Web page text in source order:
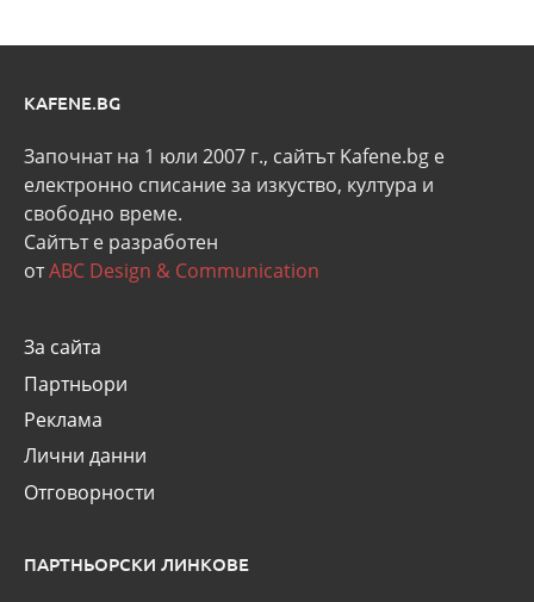
KAFENE.BG
Започнат на 1 юли 2007 г., сайтът Kafene.bg e
eлектронно списание за изкуство, култура и
свободно време.
Сайтът е разработен
отABC Design & Communication
За сайта
Партньори
Реклама
Лични данни
Отговорности
ПАРТНЬОРСКИ ЛИНКОВЕ